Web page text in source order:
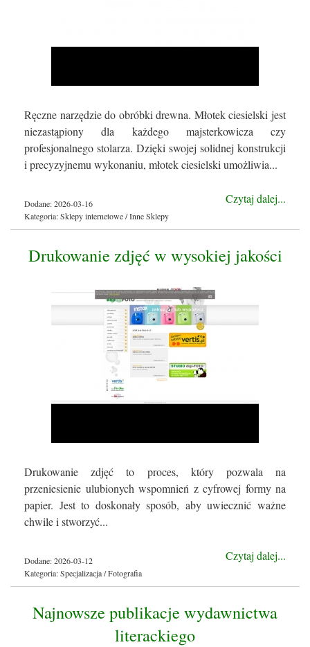
Ręczne narzędzie do obróbki drewna. Młotek ciesielski jest
niezastąpiony dla każdego majsterkowicza czy
profesjonalnego stolarza. Dzięki swojej solidnej konstrukcji
i precyzyjnemu wykonaniu, młotek ciesielski umożliwia...
Czytaj dalej...
Dodane: 2026-03-16
Kategoria: Sklepy internetowe / Inne Sklepy
Drukowanie zdjęć w wysokiej jakości
Drukowanie zdjęć to proces, który pozwala na
przeniesienie ulubionych wspomnień z cyfrowej formy na
papier. Jest to doskonały sposób, aby uwiecznić ważne
chwile i stworzyć...
Czytaj dalej...
Dodane: 2026-03-12
Kategoria: Specjalizacja / Fotografia
Najnowsze publikacje wydawnictwa
literackiego